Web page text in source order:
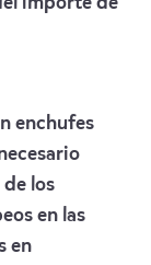
enchufes
los
en las
en